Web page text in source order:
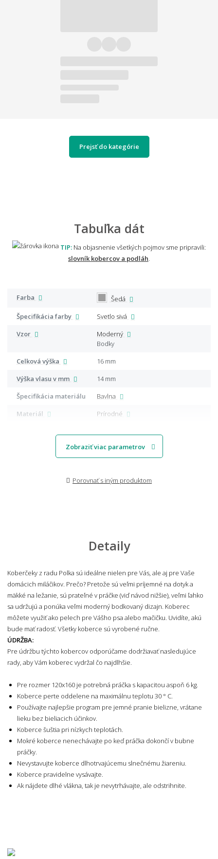
Prejsť do kategórie
Tabuľka dát
TIP: Na objasnenie všetkých pojmov sme pripravili:
slovník kobercov a podláh
Farba
Šedá
Špecifikácia farby
Svetlo sivá
Vzor
Moderný
Bodky
Celková výška
16 mm
Výška vlasu v mm
14 mm
Špecifikácia materiálu
Bavlna
Materiál
Prírodné
Zobraziť viac parametrov
Porovnať s iným produktom
Detaily
Koberčeky z radu Polka sú ideálne nielen pre Vás, ale aj pre Vaše
domácich miláčikov. Prečo? Pretože sú veľmi príjemné na dotyk a
mäkké na ležanie, sú prateľné v práčke (viď návod nižšie), veľmi ľahko
sa udržujú a ponúka veľmi moderný bodkovaný dizajn. Koberec
môžete využiť ako pelech pre Vášho psa alebo mačičku. Uvidíte, akú
bude mať radosť. Všetky koberce sú vyrobené ručne.
ÚDRŽBA:
Pre údržbu týchto kobercov odporúčame dodržiavať nasledujúce
rady, aby Vám koberec vydržal čo najdlhšie.
Pre rozmer 120x160 je potrebná práčka s kapacitou aspoň 6 kg.
Koberce perte oddelene na maximálnu teplotu 30 ° C.
Používajte najlepšie program pre jemné pranie bielizne, vrátane
lieku bez bieliacich účinkov.
Koberce šuštia pri nízkych teplotách.
Mokré koberce nenechávajte po keď práčka dokončí v bubne
práčky.
Nevystavujte koberce dlhotrvajúcemu slnečnému žiareniu.
Koberce pravidelne vysávajte.
Ak nájdete dlhé vlákna, tak je nevytrhávajte, ale odstrihnite.